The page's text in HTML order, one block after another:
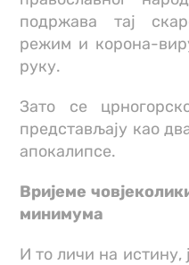
подржава тај
режим и корона-
руку.
Зато се
представљају као
апокалипсе.
Вријеме
минимума
И то личи на истину,